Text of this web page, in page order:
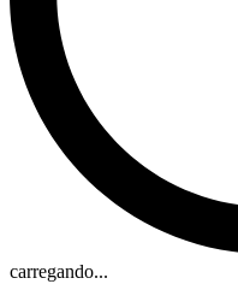
carregando...